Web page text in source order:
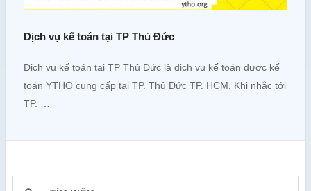
Dịch vụ kế toán tại TP Thủ Đức
Dịch vụ kế toán tại TP Thủ Đức là dịch vụ kế toán được kế
toán YTHO cung cấp tại TP. Thủ Đức TP. HCM. Khi nhắc tới
TP. …